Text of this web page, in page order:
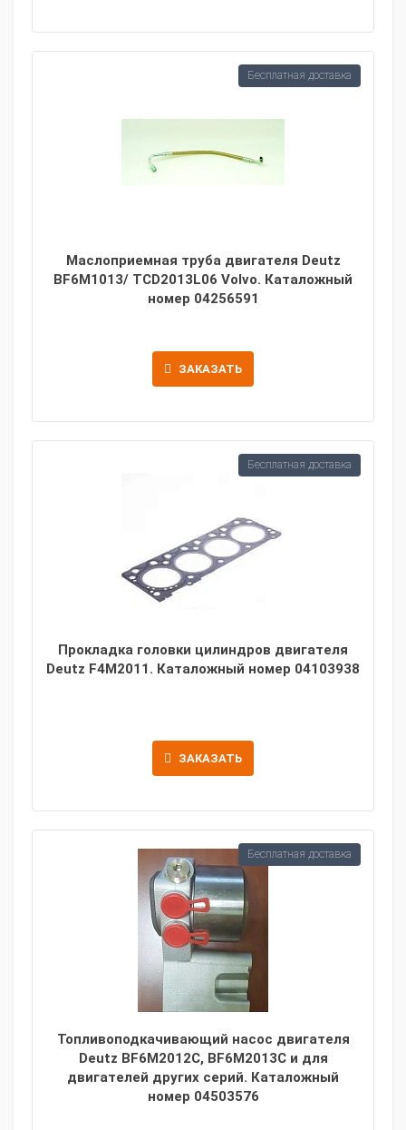
Маслоприемная труба двигателя Deutz
BF6M1013/ TCD2013L06 Volvo. Каталожный
номер 04256591
ЗАКАЗАТЬ
Бесплатная доставка
Прокладка головки цилиндров двигателя
Deutz F4M2011. Каталожный номер 04103938
ЗАКАЗАТЬ
Бесплатная доставка
Топливоподкачивающий насос двигателя
Deutz BF6M2012C, BF6M2013C и для
двигателей других серий. Каталожный
номер 04503576
Бесплатная доставка